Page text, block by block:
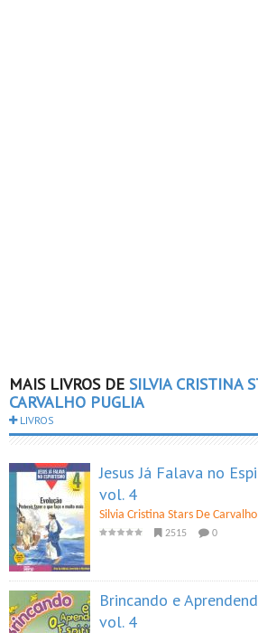
MAIS LIVROS DE SILVIA CRISTINA
CARVALHO PUGLIA
LIVROS
Jesus Já Falava no
vol. 4
Silvia Cristina Stars De
2515 0
Brincando e
vol. 4